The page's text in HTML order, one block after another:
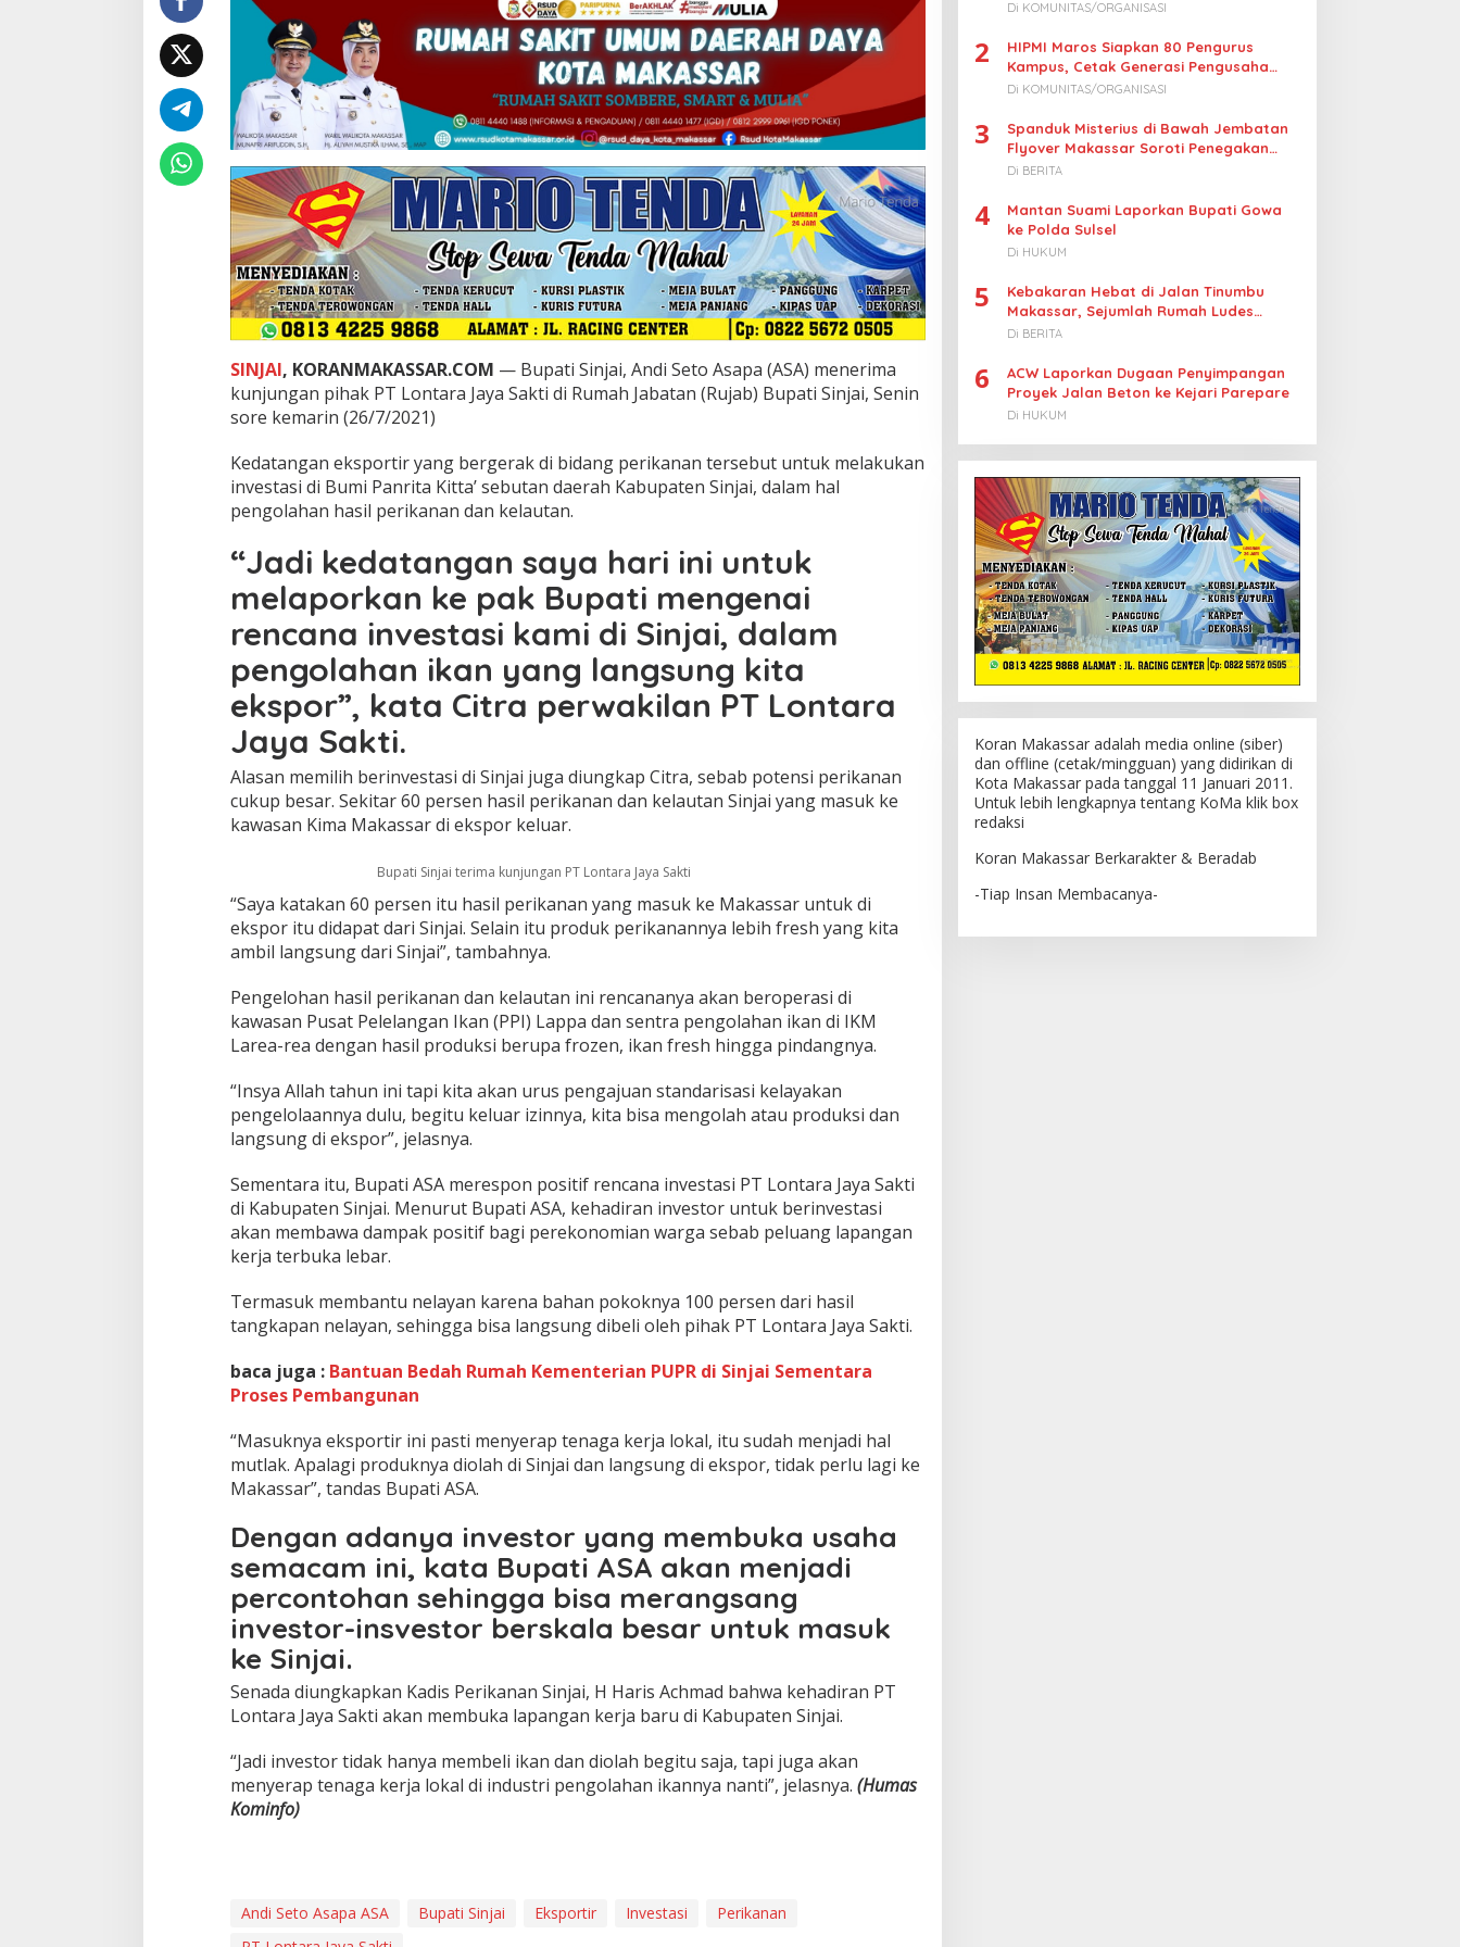
n
,
u
p
i
S
i
n
j
a
i
T
e
i
m
a
K
n
j
u
P
T
L
o
n
t
a
J
a
y
k
SINJAI, KORANMAKASSAR.COM — Bupati Sinjai, Andi Seto Asapa (ASA) menerima
kunjungan pihak PT Lontara Jaya Sakti di Rumah Jabatan (Rujab) Bupati Sinjai, Senin
sore kemarin (26/7/2021)
Kedatangan eksportir yang bergerak di bidang perikanan tersebut untuk melakukan
investasi di Bumi Panrita Kitta’ sebutan daerah Kabupaten Sinjai, dalam hal
pengolahan hasil perikanan dan kelautan.
“Jadi kedatangan saya hari ini untuk
melaporkan ke pak Bupati mengenai
rencana investasi kami di Sinjai, dalam
pengolahan ikan yang langsung kita
ekspor”, kata Citra perwakilan PT Lontara
Jaya Sakti.
Alasan memilih berinvestasi di Sinjai juga diungkap Citra, sebab potensi perikanan
cukup besar. Sekitar 60 persen hasil perikanan dan kelautan Sinjai yang masuk ke
kawasan Kima Makassar di ekspor keluar.
Bupati Sinjai terima kunjungan PT Lontara Jaya Sakti
“Saya katakan 60 persen itu hasil perikanan yang masuk ke Makassar untuk di
ekspor itu didapat dari Sinjai. Selain itu produk perikanannya lebih fresh yang kita
ambil langsung dari Sinjai”, tambahnya.
Pengelohan hasil perikanan dan kelautan ini rencananya akan beroperasi di
kawasan Pusat Pelelangan Ikan (PPI) Lappa dan sentra pengolahan ikan di IKM
Larea-rea dengan hasil produksi berupa frozen, ikan fresh hingga pindangnya.
“Insya Allah tahun ini tapi kita akan urus pengajuan standarisasi kelayakan
pengelolaannya dulu, begitu keluar izinnya, kita bisa mengolah atau produksi dan
langsung di ekspor”, jelasnya.
Sementara itu, Bupati ASA merespon positif rencana investasi PT Lontara Jaya Sakti
di Kabupaten Sinjai. Menurut Bupati ASA, kehadiran investor untuk berinvestasi
akan membawa dampak positif bagi perekonomian warga sebab peluang lapangan
kerja terbuka lebar.
Termasuk membantu nelayan karena bahan pokoknya 100 persen dari hasil
tangkapan nelayan, sehingga bisa langsung dibeli oleh pihak PT Lontara Jaya Sakti.
baca juga : Bantuan Bedah Rumah Kementerian PUPR di Sinjai Sementara
Proses Pembangunan
“Masuknya eksportir ini pasti menyerap tenaga kerja lokal, itu sudah menjadi hal
mutlak. Apalagi produknya diolah di Sinjai dan langsung di ekspor, tidak perlu lagi ke
Makassar”, tandas Bupati ASA.
Dengan adanya investor yang membuka usaha
semacam ini, kata Bupati ASA akan menjadi
percontohan sehingga bisa merangsang
investor-insvestor berskala besar untuk masuk
ke Sinjai.
Senada diungkapkan Kadis Perikanan Sinjai, H Haris Achmad bahwa kehadiran PT
Lontara Jaya Sakti akan membuka lapangan kerja baru di Kabupaten Sinjai.
“Jadi investor tidak hanya membeli ikan dan diolah begitu saja, tapi juga akan
menyerap tenaga kerja lokal di industri pengolahan ikannya nanti”, jelasnya. (Humas
Kominfo)
Andi Seto Asapa ASA Bupati Sinjai Eksportir Investasi
Perikanan
Turunkan Harga BBM Nelayan
Di KOMUNITAS/ORGANISASI
2
HIPMI Maros Siapkan 80 Pengurus
Kampus, Cetak Generasi Pengusaha
Muda
Di KOMUNITAS/ORGANISASI
3
Spanduk Misterius di Bawah Jembatan
Flyover Makassar Soroti Penegakan
Hukum Kasus Korupsi
Di BERITA
4
Mantan Suami Laporkan Bupati Gowa
ke Polda Sulsel
Di HUKUM
5
Kebakaran Hebat di Jalan Tinumbu
Makassar, Sejumlah Rumah Ludes
Terbakar, Penyebab Masih Diselidiki
Di BERITA
6
ACW Laporkan Dugaan Penyimpangan
Proyek Jalan Beton ke Kejari Parepare
Di HUKUM
Koran Makassar adalah media online (siber)
dan offline (cetak/mingguan) yang didirikan di
Kota Makassar pada tanggal 11 Januari 2011.
Untuk lebih lengkapnya tentang KoMa klik box
redaksi
Koran Makassar Berkarakter & Beradab
-Tiap Insan Membacanya-